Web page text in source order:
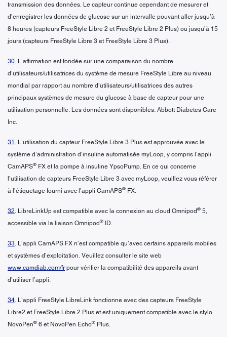
transmission des données. Le capteur continue cependant de mesurer et
d’enregistrer les données de glucose sur un intervalle pouvant aller jusqu’à
8 heures (capteurs FreeStyle Libre 2 et FreeStyle Libre 2 Plus) ou jusqu’à 15
jours (capteurs FreeStyle Libre 3 et FreeStyle Libre 3 Plus).
30. L’affirmation est fondée sur une comparaison du nombre
d’utilisateurs/utilisatrices du système de mesure FreeStyle Libre au niveau
mondial par rapport au nombre d’utilisateurs/utilisatrices des autres
principaux systèmes de mesure du glucose à base de capteur pour une
utilisation personnelle. Les données sont disponibles. Abbott Diabetes Care
Inc.
31 . L’utilisation du capteur FreeStyle Libre 3 Plus est approuvée avec le
système d’administration d’insuline automatisée myLoop, y compris l’appli
CamAPS® FX et la pompe à insuline YpsoPump. En ce qui concerne
l’utilisation de capteurs FreeStyle Libre 3 avec myLoop, veuillez vous référer
à l’étiquetage fourni avec l’appli CamAPS® FX.
32. LibreLinkUp est compatible avec la connexion au cloud Omnipod® 5,
accessible via la liaison Omnipod® ID.
33. L’appli CamAPS FX n’est compatible qu’avec certains appareils mobiles
et systèmes d’exploitation. Veuillez consulter le site web
www.camdiab.com/fr pour vérifier la compatibilité des appareils avant
d’utiliser l’appli.
34. L’appli FreeStyle LibreLink fonctionne avec des capteurs FreeStyle
Libre2 et FreeStyle Libre 2 Plus et est uniquement compatible avec le stylo
NovoPen® 6 et NovoPen Echo® Plus.